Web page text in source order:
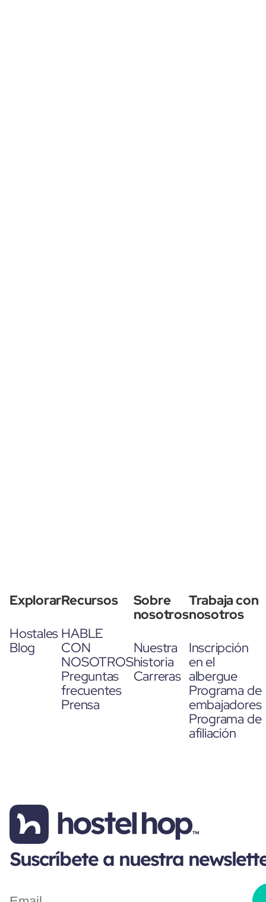
Explorar
Hostales
Blog
Recursos
HABLE
CON
NOSOTROS
Preguntas
frecuentes
Prensa
Sobre
nosotros
Nuestra
historia
Carreras
Trabaja con
nosotros
Inscripción
en el
albergue
Programa de
embajadores
Programa de
afiliación
Suscríbete a nuestra